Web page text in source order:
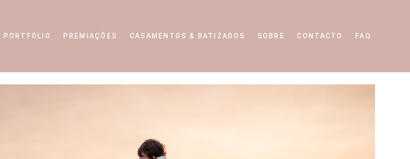
PORTFÓLIO PREMIAÇÕES CASAMENTOS & BATIZADOS SOBRE CONTACTO FAQ